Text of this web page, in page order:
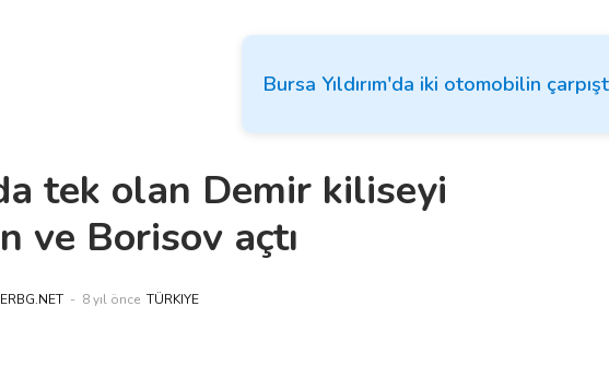
Bursa Yıldırım'da iki otomobilin
tek olan Demir kiliseyi
ve Borisov açtı
8 yıl önce TÜRKIYE